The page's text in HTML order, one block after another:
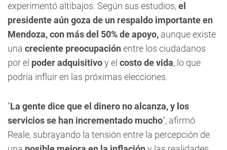
experimentó altibajos. Según sus estudios,el
presidente aún goza de un respaldo importante en
Mendoza, con más del 50% de apoyo, aunque existe
una creciente preocupación entre los ciudadanos
por el poder adquisitivoy el costo de vida, lo que
podría influir en las próximas elecciones.
"La gente dice que el dinero no alcanza, y los
servicios se han incrementado mucho", afirmó
Reale, subrayando la tensión entre la percepción de